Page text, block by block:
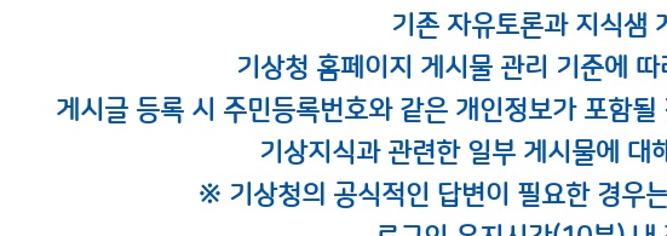
기존 자유토론과 지식샘
기상청 홈페이지 게시물 관리 기준에
게시글 등록 시 주민등록번호와 같은 개인정보가 포함
기상지식과 관련한 일부 게시물에 대
※ 기상청의 공식적인 답변이 필요한 경우